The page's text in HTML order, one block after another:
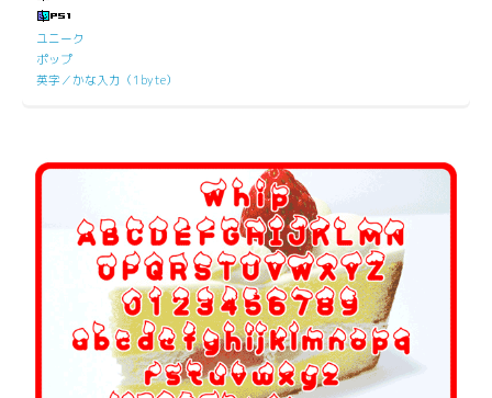
ユニーク
ポップ
英字／かな入力（1byte）